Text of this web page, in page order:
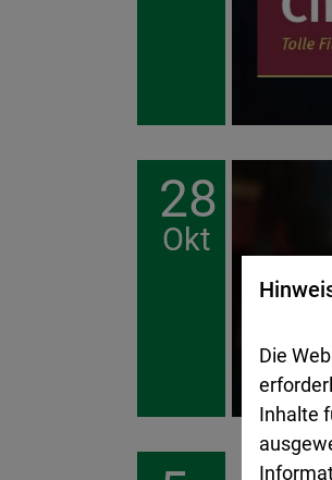
28
Okt
Die
Inhalte